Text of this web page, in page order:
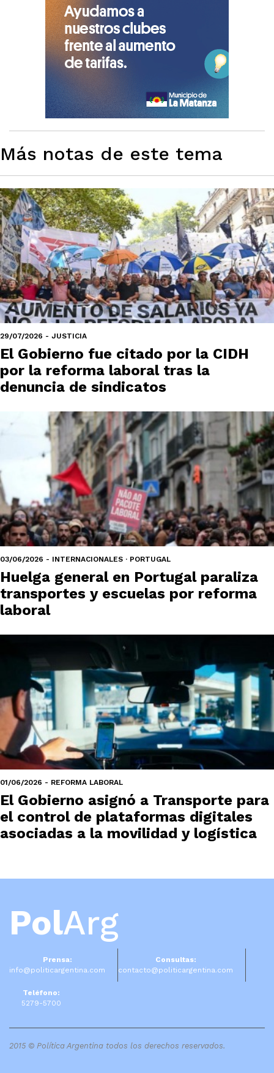
Más notas de este tema
29/07/2026 - JUSTICIA
El Gobierno fue citado por la CIDH
por la reforma laboral tras la
denuncia de sindicatos
03/06/2026 - INTERNACIONALES · PORTUGAL
Huelga general en Portugal paraliza
transportes y escuelas por reforma
laboral
01/06/2026 - REFORMA LABORAL
El Gobierno asignó a Transporte para
el control de plataformas digitales
asociadas a la movilidad y logística
PolArg
Prensa:
info@politicargentina.com
Consultas:
contacto@politicargentina.com
Teléfono:
5279-5700
2015 © Política Argentina todos los derechos reservados.